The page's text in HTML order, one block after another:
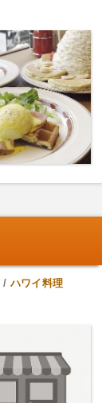
/ ハワイ料理